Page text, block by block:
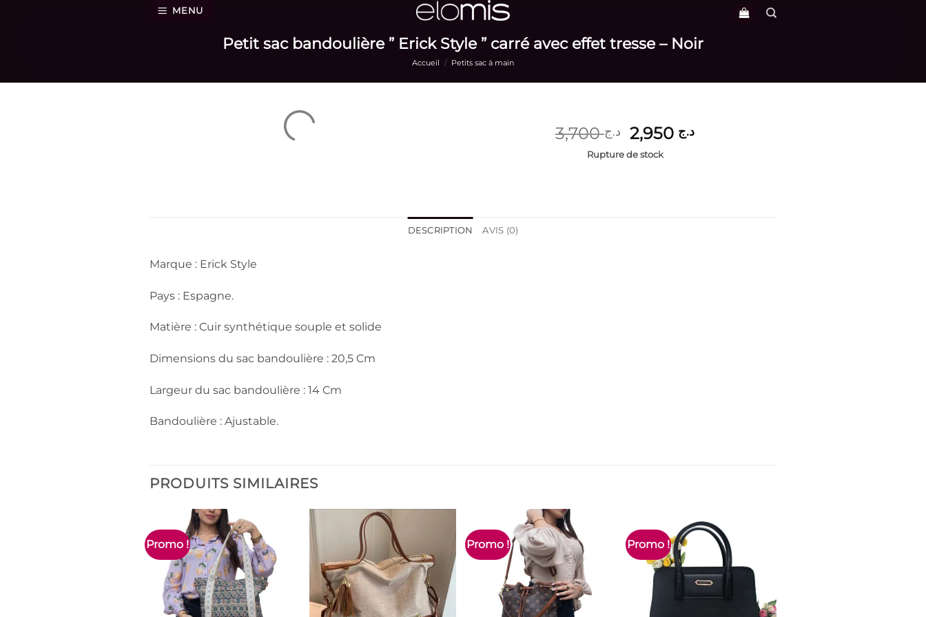
MENU
Petit sac bandoulière ” Erick Style ” carré avec effet tresse – Noir
Accueil / Petits sac à main
د.ج3,700 Le
prix
initial
د.جLe
Rupture de stock
DESCRIPTION AVIS (0)
Marque : Erick Style
Pays : Espagne.
Matière : Cuir synthétique souple et solide
Dimensions du sac bandoulière : 20,5 Cm
Largeur du sac bandoulière : 14 Cm
Bandoulière : Ajustable.
PRODUITS SIMILAIRES
Promo ! Promo ! Promo !